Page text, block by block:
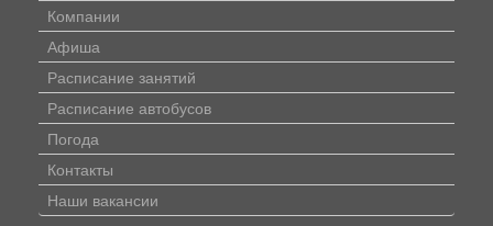
Компании
Афиша
Расписание занятий
Расписание автобусов
Погода
Контакты
Наши вакансии